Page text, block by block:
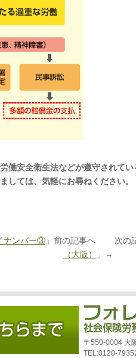
働安全衛生法などが遵守されて
ては、気軽にお尋ねください。
ナンバー③」前の記事へ 次の
（大阪）
」→
〒550-0004 大
TEL:0120-